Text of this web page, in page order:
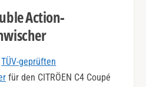
Action-
TÜV-geprüften
für den CITRÖEN C4 Coupé